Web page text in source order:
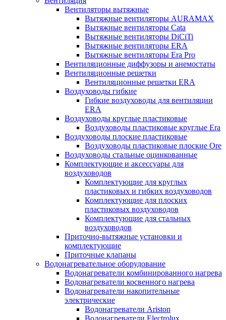
Вентиляторы вытяжные
Вытяжные вентиляторы AURAMAX
Вытяжные вентиляторы Cata
Вытяжные вентиляторы DiCiTi
Вытяжные вентиляторы ERA
Вытяжные вентиляторы Era Pro
Вентиляционные диффузоры и анемостаты
Вентиляционные решетки
Вентиляционные решетки ERA
Воздуховоды гибкие
Гибкие воздуховоды для вентиляции
ERA
Воздуховоды круглые пластиковые
Воздуховоды пластиковые круглые Era
Воздуховоды плоские пластиковые
Воздуховоды пластиковые плоские Ore
Воздуховоды стальные оцинкованные
Комплектующие и аксессуары для
воздуховодов
Комплектующие для круглых
пластиковых и гибких воздуховодов
Комплектующие для плоских
пластиковых воздуховодов
Комплектующие для стальных
воздуховодов
Приточно-вытяжные установки и
комплектующие
Приточные клапаны
Водонагревательное оборудование
Водонагреватели комбинированного нагрева
Водонагреватели косвенного нагрева
Водонагреватели накопительные
электрические
Водонагреватели Ariston